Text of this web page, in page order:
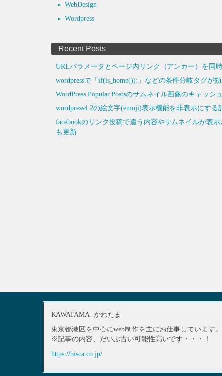
WebDesign
Wordpress
Recent Posts
URLパラメータとページ内リンク（アンカー）を同
wordpressで「if(is_home()):」などの条件分岐タグが
WordPress Popular Postsのサムネイル画像のキャッシ
wordpress4.2の絵文字(emoji)表示機能を非表示にす
facebookのリンク投稿で違う内容やサムネイルが表
も更新
KAWATAMA -かわたま-
東京都港区を中心にweb制作を主にお仕事しています。
※記事の内容、だいぶ古い可能性高いです・・・！
https://bisca.co.jp/